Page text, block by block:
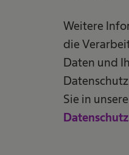
Weitere
die
Daten und
Sie in
Datenschutz